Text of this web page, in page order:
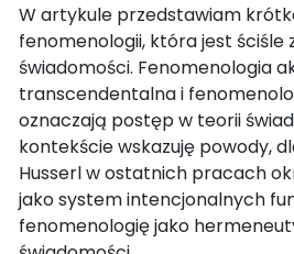
W artykule przedstawiam
fenomenologii, która jest ściśle
świadomości. Fenomenologia
transcendentalna i
oznaczają postęp w teorii
kontekście wskazuję powody,
Husserl w ostatnich pracach
jako system intencjonalnych
fenomenologię jako